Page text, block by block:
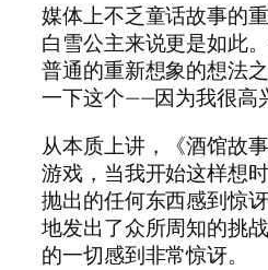
媒体上不乏童话故事的
白雪公主来说更是如此
普通的重新想象的想法
一下这个——因为我很高
从本质上讲，《酒馆故
游戏，当我开始这样想
抛出的任何东西感到惊
地发出了众所周知的挑
的一切感到非常惊讶。